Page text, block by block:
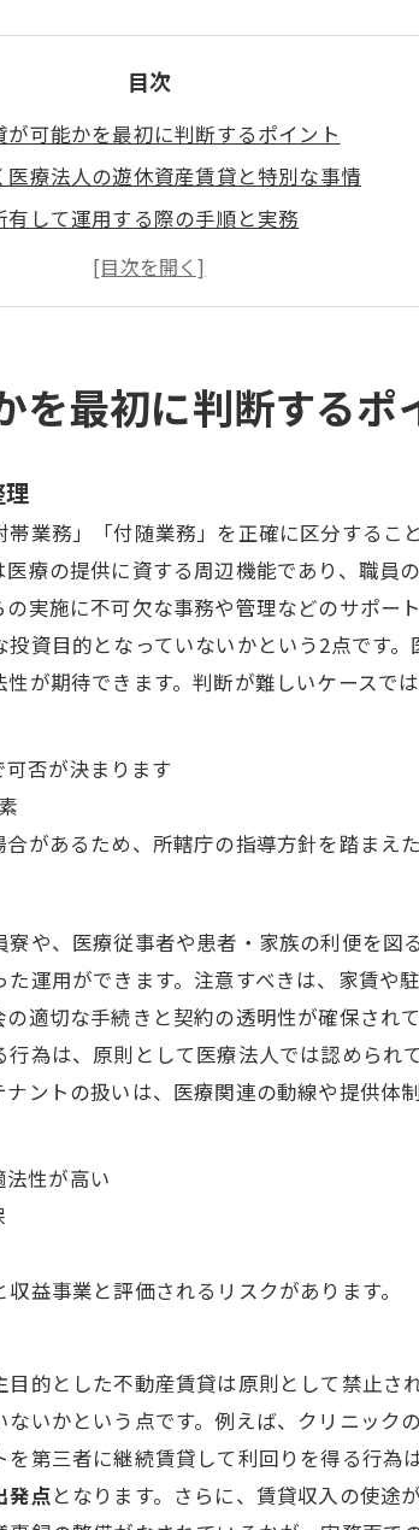
目次
可能かを最初に判断するポイント
療法人の遊休資産賃貸と特別な事情
して運用する際の手順と実務
における税務・消費税の実務にも注目
ムの選択肢を徹底比較
の申請から賃貸開始までの流れを完全解説
を最初に判断するポ
業務」「付随業務」を正確に区分するこ
療の提供に資する周辺機能であり、職員
実施に不可欠な事務や管理などのサポー
資目的となっていないかという2点です
が期待できます。判断が難しいケースで
否が決まります
があるため、所轄庁の指導方針を踏まえた
や、医療従事者や患者・家族の利便を図
運用ができます。注意すべきは、家賃や
適切な手続きと契約の透明性が確保され
為は、原則として医療法人では認められ
ナントの扱いは、医療関連の動線や提供体
性が高い
益事業と評価されるリスクがあります。
的とした不動産賃貸は原則として禁止さ
いかという点です。例えば、クリニック
第三者に継続賃貸して利回りを得る行為
発点となります。さらに、賃貸収入の使途